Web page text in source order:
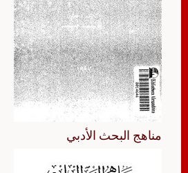
مناهج البحث الأدبي